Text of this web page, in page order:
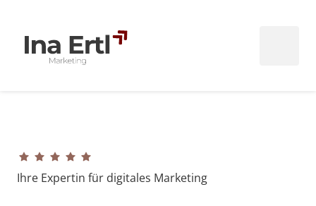
Ihre Expertin für digitales Marketing